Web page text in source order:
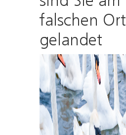
falschen Ort
gelandet